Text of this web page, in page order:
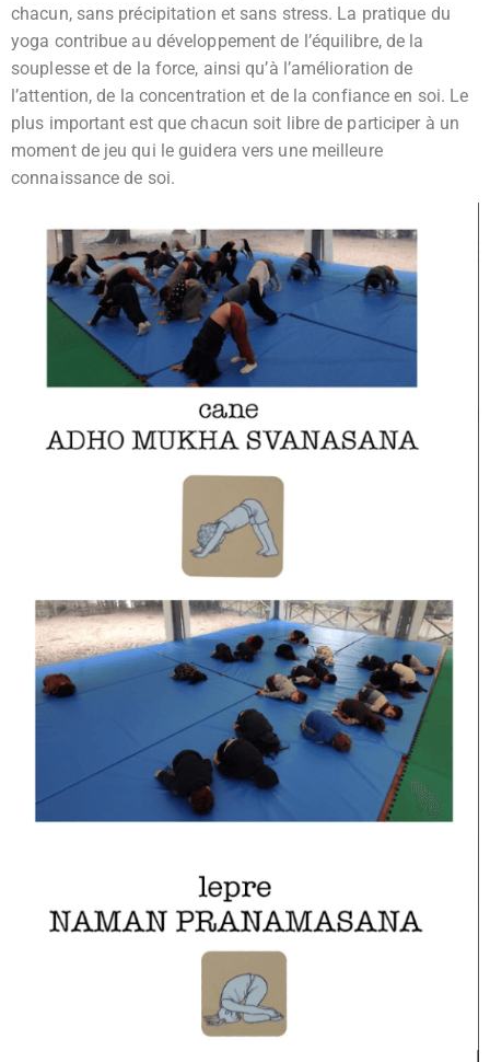
chacun, sans précipitation et sans stress. La pratique du
yoga contribue au développement de l’équilibre, de la
souplesse et de la force, ainsi qu’à l’amélioration de
l’attention, de la concentration et de la confiance en soi. Le
plus important est que chacun soit libre de participer à un
moment de jeu qui le guidera vers une meilleure
connaissance de soi.